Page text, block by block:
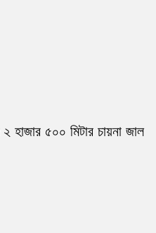
হাজার ৫০০ মিটার চায়না জাল